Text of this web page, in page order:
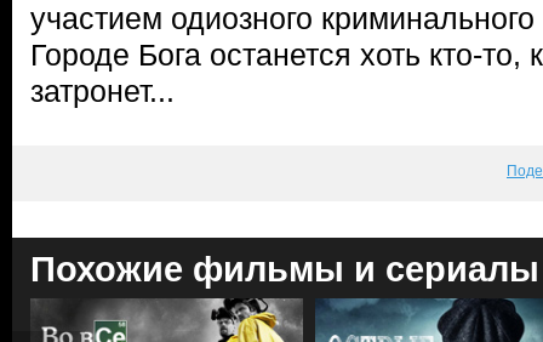
участием одиозного
Городе Бога останется хоть кто-то,
затронет...
Похожие фильмы и сериалы